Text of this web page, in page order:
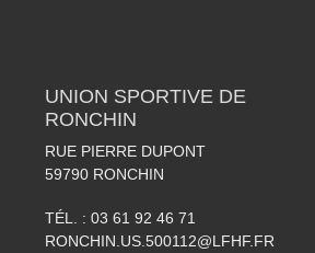
UNION SPORTIVE DE
RONCHIN
RUE PIERRE DUPONT
59790 RONCHIN
TÉL. : 03 61 92 46 71
RONCHIN.US.500112@LFHF.FR